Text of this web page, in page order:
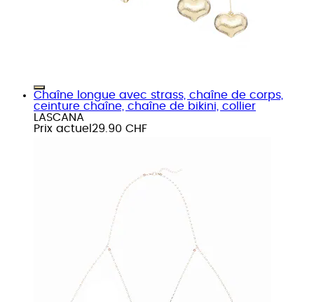
Chaîne longue avec strass, chaîne de corps,
ceinture chaîne, chaîne de bikini, collier
LASCANA
Prix actuel 29.90 CHF